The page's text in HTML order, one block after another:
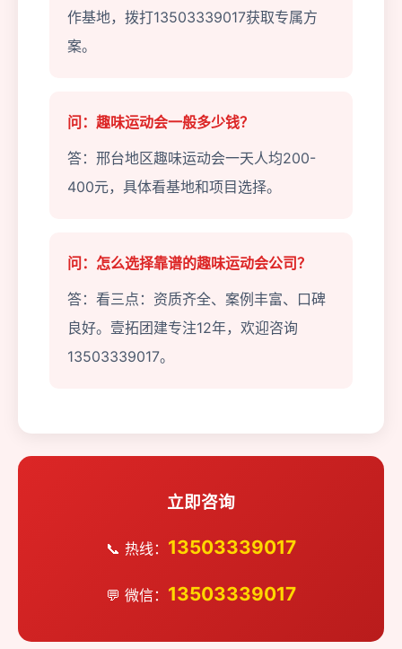
作基地，拨打13503339017获取专属方
案。
问：趣味运动会一般多少钱？
答：邢台地区趣味运动会一天人均200-
400元，具体看基地和项目选择。
问：怎么选择靠谱的趣味运动会公司？
答：看三点：资质齐全、案例丰富、口碑
良好。壹拓团建专注12年，欢迎咨询
13503339017。
立即咨询
📞 热线： 13503339017
💬 微信： 13503339017